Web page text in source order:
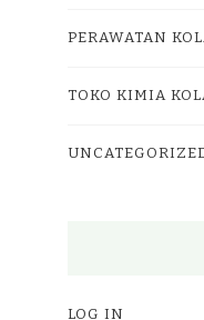
PERAWATAN
TOKO KIMIA
LOG IN